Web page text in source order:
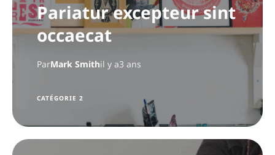
Pariatur excepteur sint
occaecat
ParMark Smithil y a3 ans
CATÉGORIE 2